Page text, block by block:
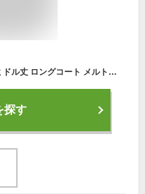
イタリアンカラー コート ジャケット ミドル丈 ロングコート メルトンウールイタリアンカラーコート 黒色 ブラック ネイビー キャメル グレー メンズ カジュアル キレイメ 大人カジュアル メンズ ビター系 秋物 冬物 大人系 大人きれいめ 在庫処分 ホスト
探す